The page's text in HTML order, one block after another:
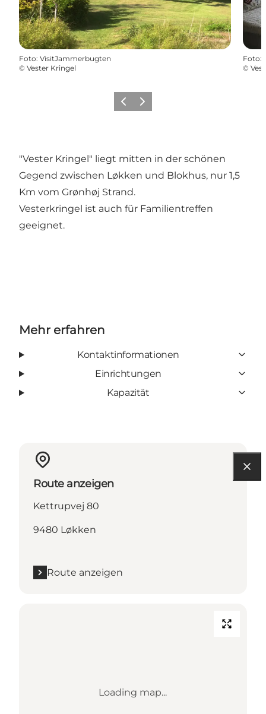
Foto: VisitJammerbugten
© Vester Kringel
Foto:
©
ZurückWeiter
"Vester Kringel" liegt mitten in der schönen
Gegend zwischen Løkken und Blokhus, nur 1,5
Km vom Grønhøj Strand.
Vesterkringel ist auch für Familientreffen
geeignet.
Mehr erfahren
Kontaktinformationen
Einrichtungen
Kapazität
Route anzeigen
Kettrupvej 80
9480 Løkken
Route anzeigen
Loading map...